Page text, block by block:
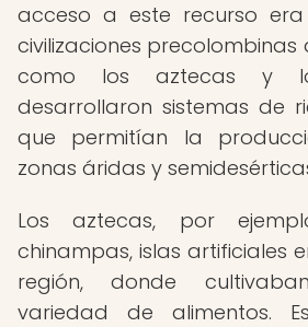
acceso a este recurso
civilizaciones precolombinas
como los aztecas y
desarrollaron sistemas de
que permitían la
zonas áridas y
Los aztecas, por
chinampas, islas artificiales
región, donde
variedad de alimentos.